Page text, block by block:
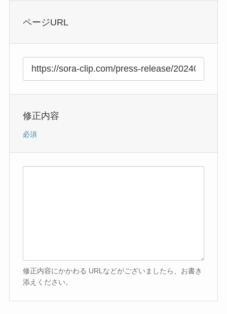
ページURL
修正内容
必須
修正内容にかかわる URLなどがございましたら、お書き
添えください。